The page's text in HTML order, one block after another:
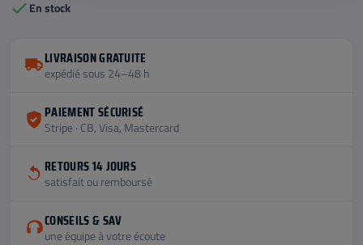
En stock
LIVRAISON GRATUITE
expédié sous 24–48 h
PAIEMENT SÉCURISÉ
Stripe · CB, Visa, Mastercard
RETOURS 14 JOURS
satisfait ou remboursé
CONSEILS & SAV
une équipe à votre écoute